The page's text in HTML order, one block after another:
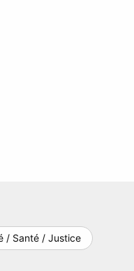
/ Santé / Justice